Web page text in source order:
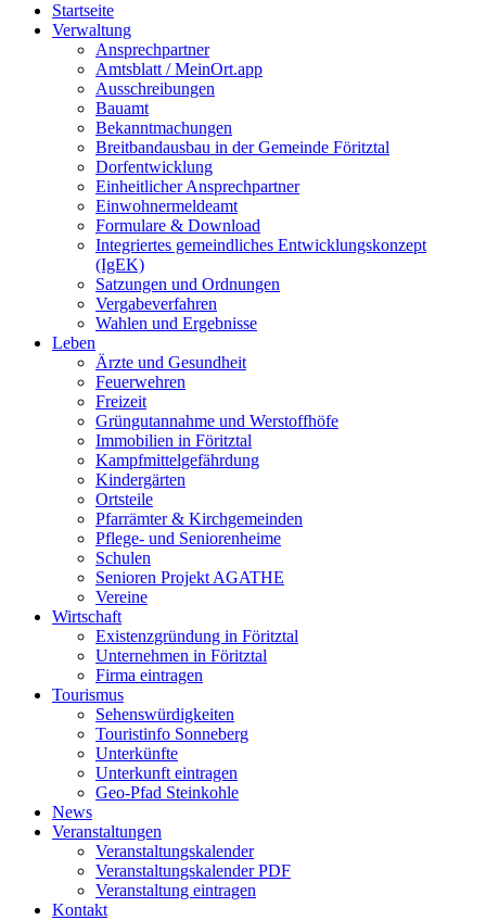
Startseite
Verwaltung
Ansprechpartner
Amtsblatt / MeinOrt.app
Ausschreibungen
Bauamt
Bekanntmachungen
Breitbandausbau in der Gemeinde Föritztal
Dorfentwicklung
Einheitlicher Ansprechpartner
Einwohnermeldeamt
Formulare & Download
Integriertes gemeindliches Entwicklungskonzept
(IgEK)
Satzungen und Ordnungen
Vergabeverfahren
Wahlen und Ergebnisse
Leben
Ärzte und Gesundheit
Feuerwehren
Freizeit
Grüngutannahme und Werstoffhöfe
Immobilien in Föritztal
Kampfmittelgefährdung
Kindergärten
Ortsteile
Pfarrämter & Kirchgemeinden
Pflege- und Seniorenheime
Schulen
Senioren Projekt AGATHE
Vereine
Wirtschaft
Existenzgründung in Föritztal
Unternehmen in Föritztal
Firma eintragen
Tourismus
Sehenswürdigkeiten
Touristinfo Sonneberg
Unterkünfte
Unterkunft eintragen
Geo-Pfad Steinkohle
News
Veranstaltungen
Veranstaltungskalender
Veranstaltungskalender PDF
Veranstaltung eintragen
Kontakt